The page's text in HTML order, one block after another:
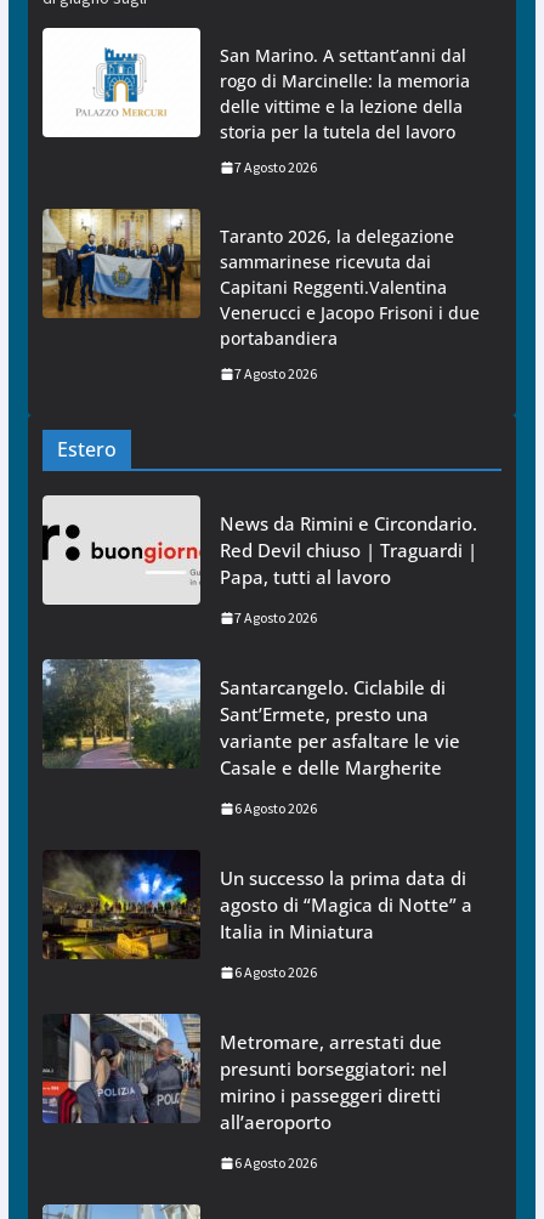
San Marino. A settant’anni dal
rogo di Marcinelle: la memoria
delle vittime e la lezione della
storia per la tutela del lavoro
7 Agosto 2026
Taranto 2026, la delegazione
sammarinese ricevuta dai
Capitani Reggenti.Valentina
Venerucci e Jacopo Frisoni i due
portabandiera
7 Agosto 2026
Estero
News da Rimini e Circondario.
Red Devil chiuso | Traguardi |
Papa, tutti al lavoro
7 Agosto 2026
Santarcangelo. Ciclabile di
Sant’Ermete, presto una
variante per asfaltare le vie
Casale e delle Margherite
6 Agosto 2026
Un successo la prima data di
agosto di “Magica di Notte” a
Italia in Miniatura
6 Agosto 2026
Metromare, arrestati due
presunti borseggiatori: nel
mirino i passeggeri diretti
all’aeroporto
6 Agosto 2026